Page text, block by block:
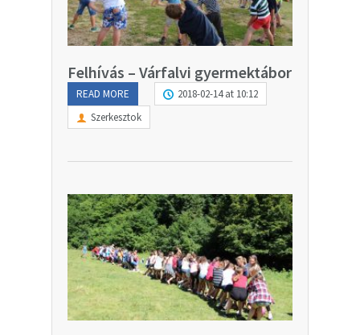
Felhívás – Várfalvi gyermektábor
READ MORE
2018-02-14 at 10:12
Szerkesztok